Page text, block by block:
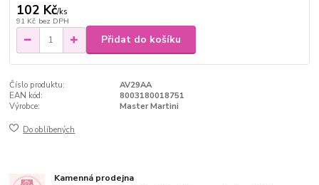
102 Kč/ks
91 Kč bez DPH
Přidat do košíku
Číslo produktu:
AV29AA
EAN kód:
8003180018751
Výrobce:
Master Martini
Do oblíbených
Kamenná prodejna